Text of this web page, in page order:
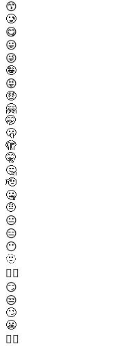
😙
🥲
😋
😛
😜
🤪
😝
🤑
🤗
🤭
🫢
🫣
🤫
🤔
🫡
🤐
🤨
😐
😑
😶
🫥
😶‍🌫️
😏
😒
🙄
😬
😮‍💨